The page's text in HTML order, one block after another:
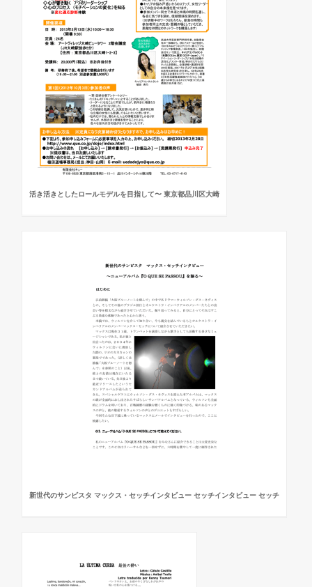
活き活きとしたロールモデルを目指して〜 東京都品川区大崎
新世代のサンビスタ マックス・セッチインタビュー セッチインタビュー セッチ